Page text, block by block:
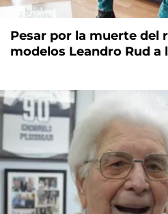
Pesar por la muerte del
modelos Leandro Rud a